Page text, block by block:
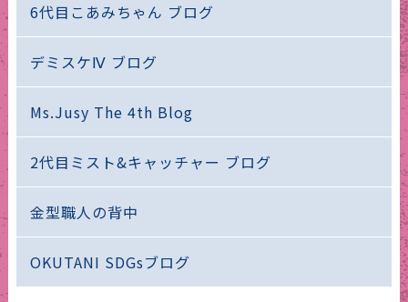
6代目こあみちゃん ブログ
デミスケⅣ ブログ
Ms.Jusy The 4th Blog
2代目ミスト&キャッチャー ブログ
金型職人の背中
OKUTANI SDGsブログ